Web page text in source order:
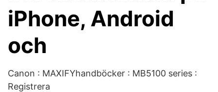
iPhone, Android
och
Canon : MAXIFYhandböcker : MB5100 series :
Registrera